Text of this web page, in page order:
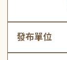
發布單位